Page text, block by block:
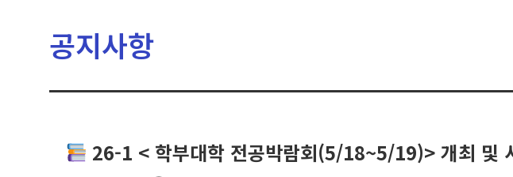
공지사항
26-1 < 학부대학 전공박람회(5/18~5/19)> 개최 및